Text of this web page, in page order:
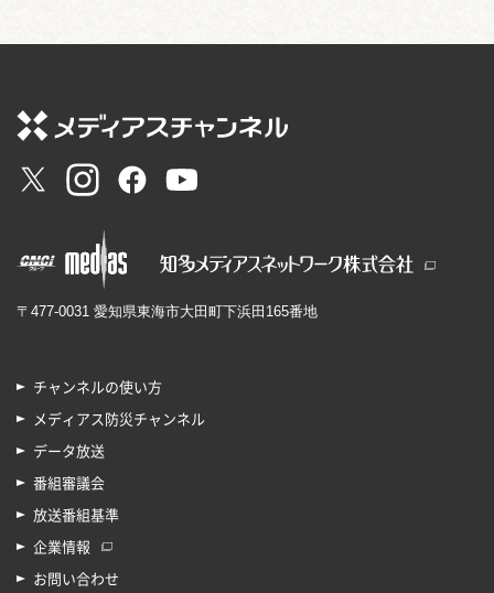
〒477-0031 愛知県東海市大田町下浜田165番地
チャンネルの使い方
メディアス防災チャンネル
データ放送
番組審議会
放送番組基準
企業情報
お問い合わせ